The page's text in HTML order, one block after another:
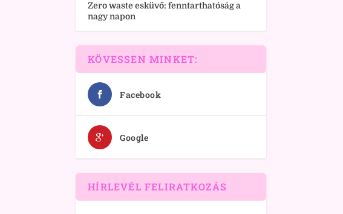
Zero waste esküvő: fenntarthatóság a
nagy napon
KÖVESSEN MINKET:
Facebook
Google
HÍRLEVÉL FELIRATKOZÁS